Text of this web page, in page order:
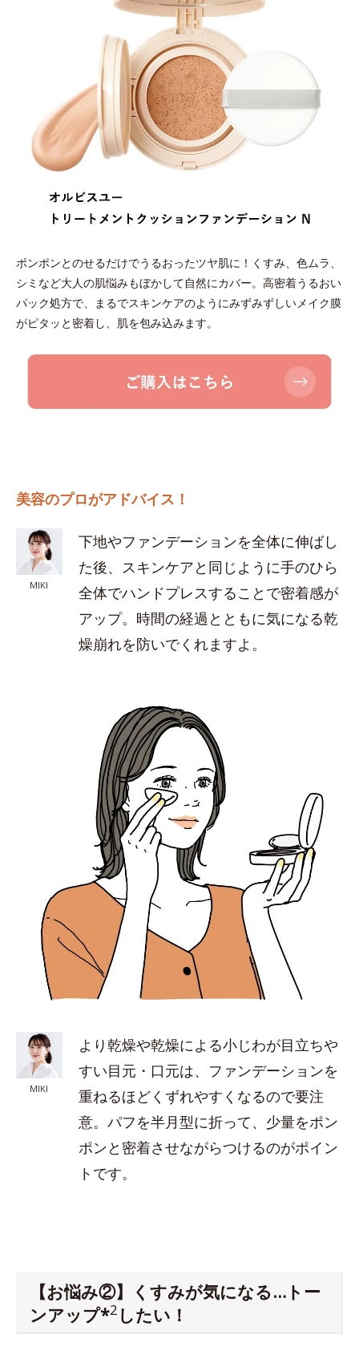
ポンポンとのせるだけでうるおったツヤ肌に！くすみ、色ムラ、
シミなど大人の肌悩みもぼかして自然にカバー。高密着うるおい
パック処方で、まるでスキンケアのようにみずみずしいメイク膜
がピタッと密着し、肌を包み込みます。
美容のプロがアドバイス！
MIKI
下地やファンデーションを全体に伸ばし
た後、スキンケアと同じように手のひら
全体でハンドプレスすることで密着感が
アップ。時間の経過とともに気になる乾
燥崩れを防いでくれますよ。
MIKI
より乾燥や乾燥による小じわが目立ちや
すい目元・口元は、ファンデーションを
重ねるほどくずれやすくなるので要注
意。パフを半月型に折って、少量をポン
ポンと密着させながらつけるのがポイン
トです。
【お悩み②】くすみが気になる…トー
ンアップ*2 したい！